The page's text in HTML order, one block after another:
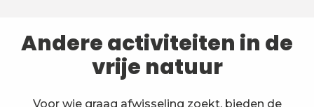
Andere activiteiten in de
vrije natuur
Voor wie graag afwisseling zoekt, bieden de